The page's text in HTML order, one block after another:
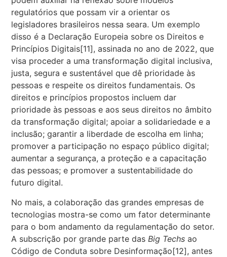
regulatórios que possam vir a orientar os
legisladores brasileiros nessa seara. Um exemplo
disso é a Declaração Europeia sobre os Direitos e
Princípios Digitais[11], assinada no ano de 2022, que
visa proceder a uma transformação digital inclusiva,
justa, segura e sustentável que dê prioridade às
pessoas e respeite os direitos fundamentais. Os
direitos e princípios propostos incluem dar
prioridade às pessoas e aos seus direitos no âmbito
da transformação digital; apoiar a solidariedade e a
inclusão; garantir a liberdade de escolha em linha;
promover a participação no espaço público digital;
aumentar a segurança, a proteção e a capacitação
das pessoas; e promover a sustentabilidade do
futuro digital.
No mais, a colaboração das grandes empresas de
tecnologias mostra-se como um fator determinante
para o bom andamento da regulamentação do setor.
A subscrição por grande parte das Big Techs ao
Código de Conduta sobre Desinformação[12], antes